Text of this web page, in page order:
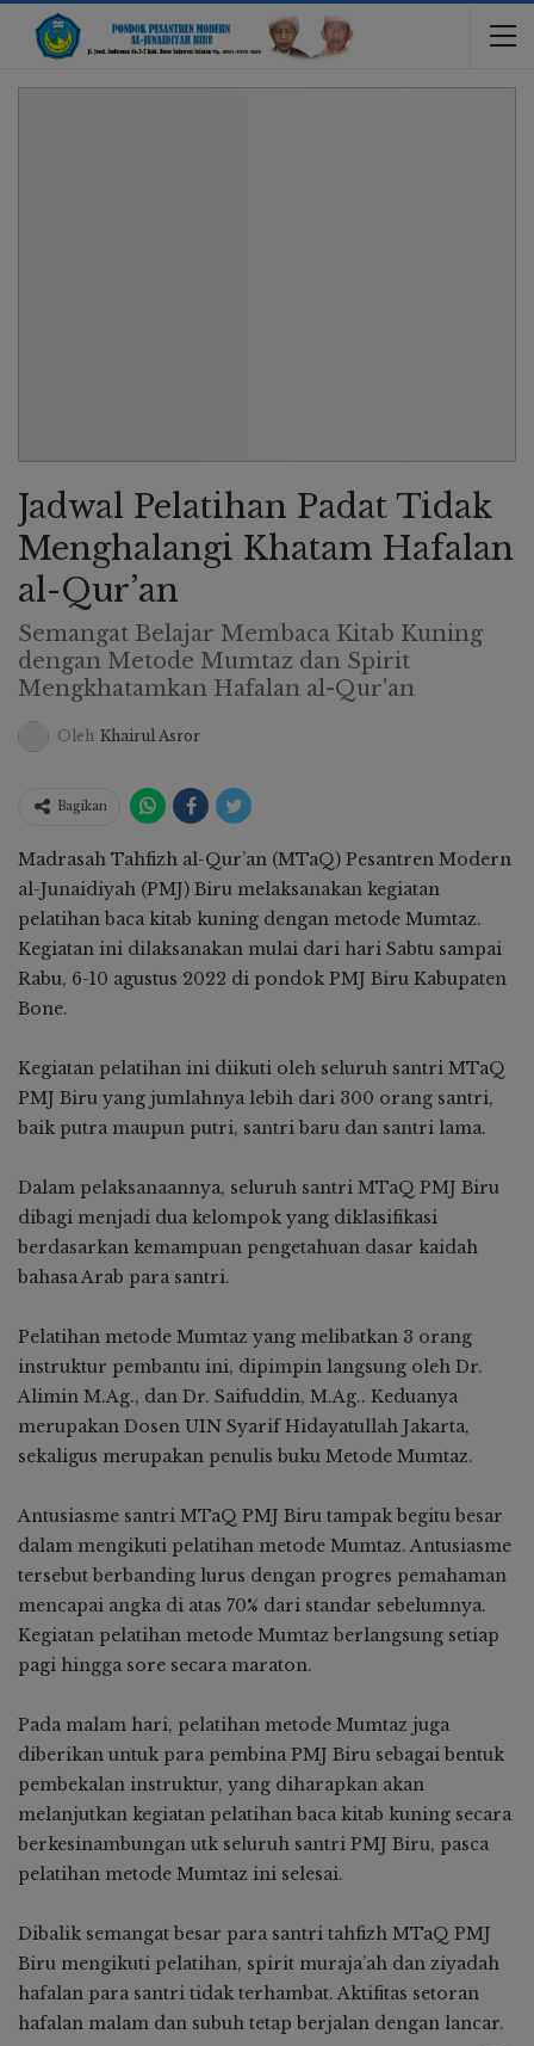
Jadwal Pelatihan Padat Tidak
Menghalangi Khatam Hafalan
al-Qur’an
Semangat Belajar Membaca Kitab Kuning
dengan Metode Mumtaz dan Spirit
Mengkhatamkan Hafalan al-Qur'an
Oleh Khairul Asror
Bagikan
Madrasah Tahfizh al-Qur’an (MTaQ) Pesantren Modern
al-Junaidiyah (PMJ) Biru melaksanakan kegiatan
pelatihan baca kitab kuning dengan metode Mumtaz.
Kegiatan ini dilaksanakan mulai dari hari Sabtu sampai
Rabu, 6-10 agustus 2022 di pondok PMJ Biru Kabupaten
Bone.
Kegiatan pelatihan ini diikuti oleh seluruh santri MTaQ
PMJ Biru yang jumlahnya lebih dari 300 orang santri,
baik putra maupun putri, santri baru dan santri lama.
Dalam pelaksanaannya, seluruh santri MTaQ PMJ Biru
dibagi menjadi dua kelompok yang diklasifikasi
berdasarkan kemampuan pengetahuan dasar kaidah
bahasa Arab para santri.
Pelatihan metode Mumtaz yang melibatkan 3 orang
instruktur pembantu ini, dipimpin langsung oleh Dr.
Alimin M.Ag., dan Dr. Saifuddin, M.Ag.. Keduanya
merupakan Dosen UIN Syarif Hidayatullah Jakarta,
sekaligus merupakan penulis buku Metode Mumtaz.
Antusiasme santri MTaQ PMJ Biru tampak begitu besar
dalam mengikuti pelatihan metode Mumtaz. Antusiasme
tersebut berbanding lurus dengan progres pemahaman
mencapai angka di atas 70% dari standar sebelumnya.
Kegiatan pelatihan metode Mumtaz berlangsung setiap
pagi hingga sore secara maraton.
Pada malam hari, pelatihan metode Mumtaz juga
diberikan untuk para pembina PMJ Biru sebagai bentuk
pembekalan instruktur, yang diharapkan akan
melanjutkan kegiatan pelatihan baca kitab kuning secara
berkesinambungan utk seluruh santri PMJ Biru, pasca
pelatihan metode Mumtaz ini selesai.
Dibalik semangat besar para santri tahfizh MTaQ PMJ
Biru mengikuti pelatihan, spirit muraja’ah dan ziyadah
hafalan para santri tidak terhambat. Aktifitas setoran
hafalan malam dan subuh tetap berjalan dengan lancar.